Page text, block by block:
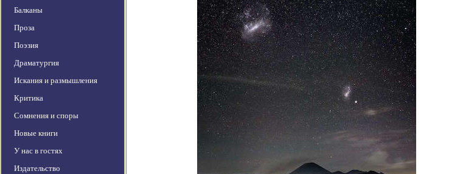
Балканы
Проза
Поэзия
Драматургия
Искания и размышления
Критика
Сомнения и споры
Новые книги
У нас в гостях
Издательство